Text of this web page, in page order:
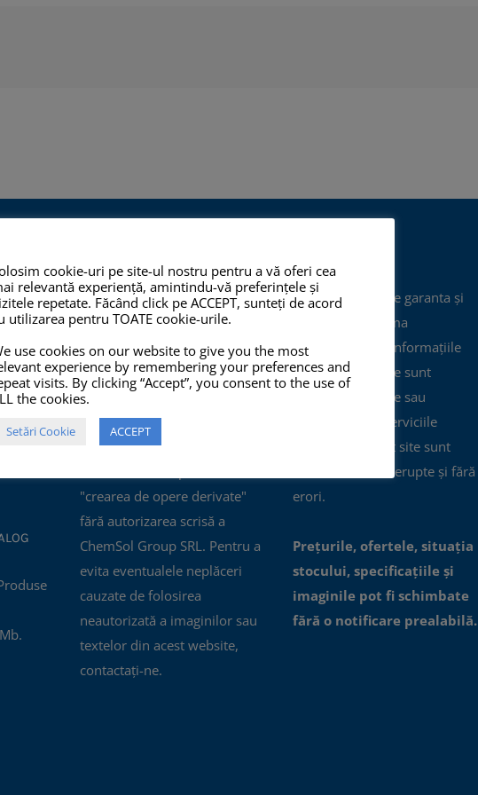
de
al
TOATE imaginile și textele din
acest site sunt proprietate
privată și NU este permisă
copierea, multiplicarea sau
folosirea în scopuri
comerciale, NU este permisă
modificarea, distorsionarea
"crearea de opere derivate"
fără autorizarea scrisă a
ChemSol Group SRL. Pentru a
evita eventualele neplăceri
cauzate de folosirea
neautorizată a imaginilor sau
textelor din acest website,
contactați-ne.
Pro-X.ro nu poate garanta și
nu își poate asuma
răspunderea că informațiile
prezentate pe site sunt
corecte, complete sau
actualizate, iar serviciile
oferite prin acest site sunt
accesibile, neîntrerupte și fără
erori.
Prețurile, ofertele, situația
stocului, specificațiile și
imaginile pot fi schimbate
fără o notificare prealabilă.
cookie-uri pe site-ul nostru pentru a vă oferi cea
relevantă experiență, amintindu-vă preferințele și
repetate. Făcând click pe ACCEPT, sunteți de acord
utilizarea pentru TOATE cookie-urile.
use cookies on our website to give you the most
experience by remembering your preferences and
visits. By clicking “Accept”, you consent to the use of
the cookies.
Setări Cookie ACCEPT